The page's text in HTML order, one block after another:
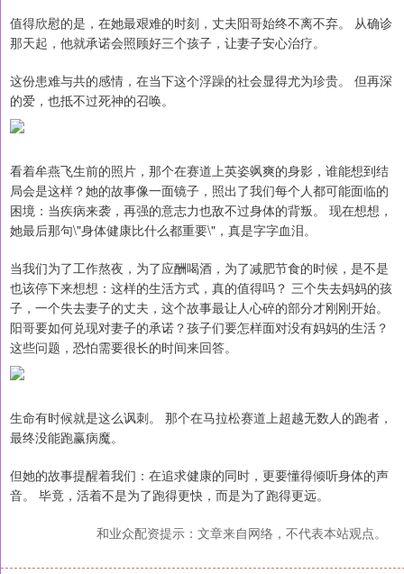
值得欣慰的是，在她最艰难的时刻，丈夫阳哥始终不离不弃。 从确诊
那天起，他就承诺会照顾好三个孩子，让妻子安心治疗。
这份患难与共的感情，在当下这个浮躁的社会显得尤为珍贵。 但再深
的爱，也抵不过死神的召唤。
看着牟燕飞生前的照片，那个在赛道上英姿飒爽的身影，谁能想到结
局会是这样？她的故事像一面镜子，照出了我们每个人都可能面临的
困境：当疾病来袭，再强的意志力也敌不过身体的背叛。 现在想想，
她最后那句\"身体健康比什么都重要\"，真是字字血泪。
当我们为了工作熬夜，为了应酬喝酒，为了减肥节食的时候，是不是
也该停下来想想：这样的生活方式，真的值得吗？ 三个失去妈妈的孩
子，一个失去妻子的丈夫，这个故事最让人心碎的部分才刚刚开始。
阳哥要如何兑现对妻子的承诺？孩子们要怎样面对没有妈妈的生活？
这些问题，恐怕需要很长的时间来回答。
生命有时候就是这么讽刺。 那个在马拉松赛道上超越无数人的跑者，
最终没能跑赢病魔。
但她的故事提醒着我们：在追求健康的同时，更要懂得倾听身体的声
音。 毕竟，活着不是为了跑得更快，而是为了跑得更远。
和业众配资提示：文章来自网络，不代表本站观点。